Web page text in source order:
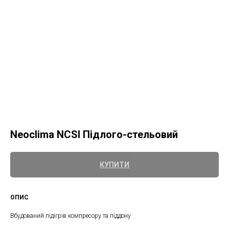
Neoclima NCSI Підлого-стельовий
КУПИТИ
ОПИС
Вбудований підігрів компресору та піддону